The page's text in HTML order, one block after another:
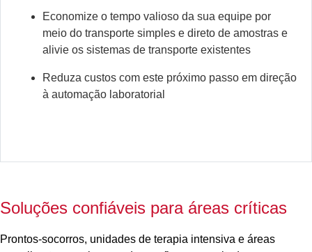
Economize o tempo valioso da sua equipe por
meio do transporte simples e direto de amostras e
alivie os sistemas de transporte existentes
Reduza custos com este próximo passo em direção
à automação laboratorial
Soluções confiáveis para áreas críticas
Prontos-socorros, unidades de terapia intensiva e áreas